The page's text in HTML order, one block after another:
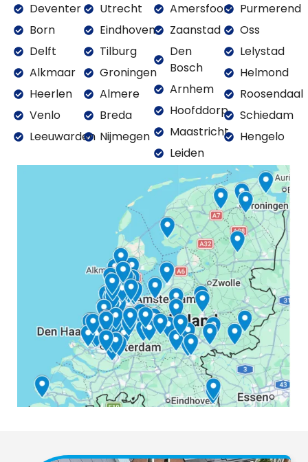
Deventer
Born
Delft
Alkmaar
Heerlen
Venlo
Leeuwarden
Utrecht
Eindhoven
Tilburg
Groningen
Almere
Breda
Nijmegen
Amersfoort
Zaanstad
Den
Bosch
Arnhem
Hoofddorp
Maastricht
Leiden
Purmerend
Oss
Lelystad
Helmond
Roosendaal
Schiedam
Hengelo